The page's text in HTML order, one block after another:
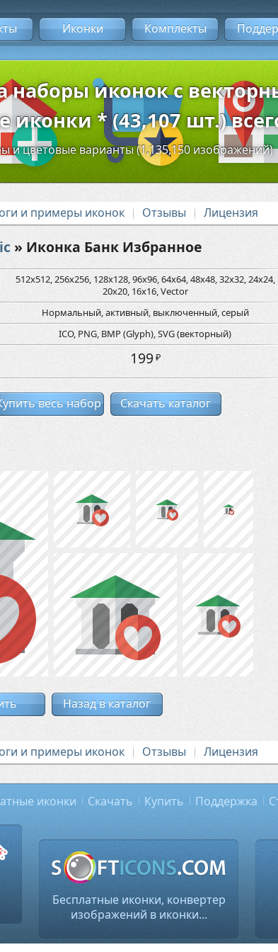
Иконки Комплекты
наборы иконок с
иконки * (43,107 шт.)
и цветовые варианты (1,135,150
и примеры иконок Отзывы Лицензия
» Иконка Банк Избранное
512x512, 256x256, 128x128, 96x96, 64x64, 48x48, 32x32, 24x24,
20x20, 16x16, Vector
Нормальный, активный, выключенный, серый
ICO, PNG, BMP (Glyph), SVG (векторный)
199₽
весь набор Скачать каталог
Назад в каталог
и примеры иконок Отзывы Лицензия
иконки Скачать Купить Поддержка
Бесплатные иконки, конвертер
изображений в иконки...